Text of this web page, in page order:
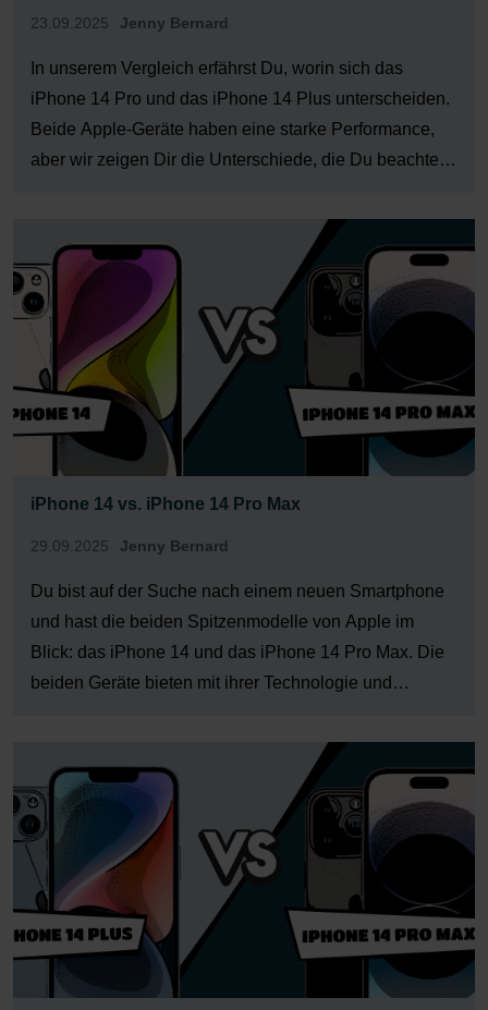
23.09.2025 Jenny Bernard
In unserem Vergleich erfährst Du, worin sich das
iPhone 14 Pro und das iPhone 14 Plus unterscheiden.
Beide Apple-Geräte haben eine starke Performance,
aber wir zeigen Dir die Unterschiede, die Du beachten
entscheiden möchtest. Merkmal iPhone 14 Pro iPhone
14Plus Betriebssystem iOS […]
iPhone 14 vs. iPhone 14 Pro Max
29.09.2025 Jenny Bernard
Du bist auf der Suche nach einem neuen Smartphone
und hast die beiden Spitzenmodelle von Apple im
Blick: das iPhone 14 und das iPhone 14 Pro Max. Die
beiden Geräte bieten mit ihrer Technologie und
Performance, aber es gibt einige Unterschiede, die wir
Dir hier vorstellen. […]